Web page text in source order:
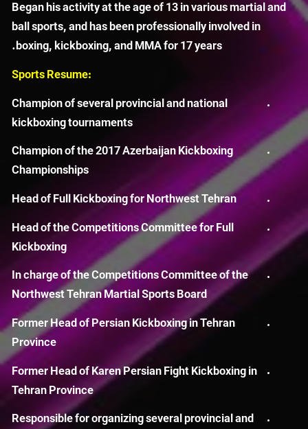
Began his activity at the age of 13 in various martial and
ball sports, and has been professionally involved in
boxing, kickboxing, and MMA for 17 years.
:Sports Resume
Champion of several provincial and national
kickboxing tournaments
Champion of the 2017 Azerbaijan Kickboxing
Championships
Head of Full Kickboxing for Northwest Tehran
Head of the Competitions Committee for Full
Kickboxing
In charge of the Competitions Committee of the
Northwest Tehran Martial Sports Board
Former Head of Persian Kickboxing in Tehran
Province
Former Head of Karen Persian Fight Kickboxing in
Tehran Province
Responsible for organizing several provincial and